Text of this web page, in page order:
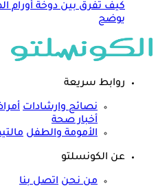
كيف تفرق بين دوخة أورام
يوضح
روابط سريعة
نصائح وارشادات
أخبار صحة
الأمومة والطفل
عن الكونسلتو
من نحن اتصل بنا